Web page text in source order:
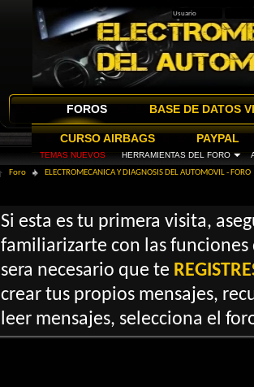
FOROS
TEMAS NUEVOS HERRAMIENTAS DEL FORO
BASE DE DATOS
CURSO AIRBAGS PAYPAL
Foro ELECTROMECANICA Y DIAGNOSIS DEL AUTOMOVIL - FORO
Si esta es tu primera visita,
familiarizarte con las funciones
sera necesario que te
crear tus propios mensajes,
leer mensajes, selecciona el